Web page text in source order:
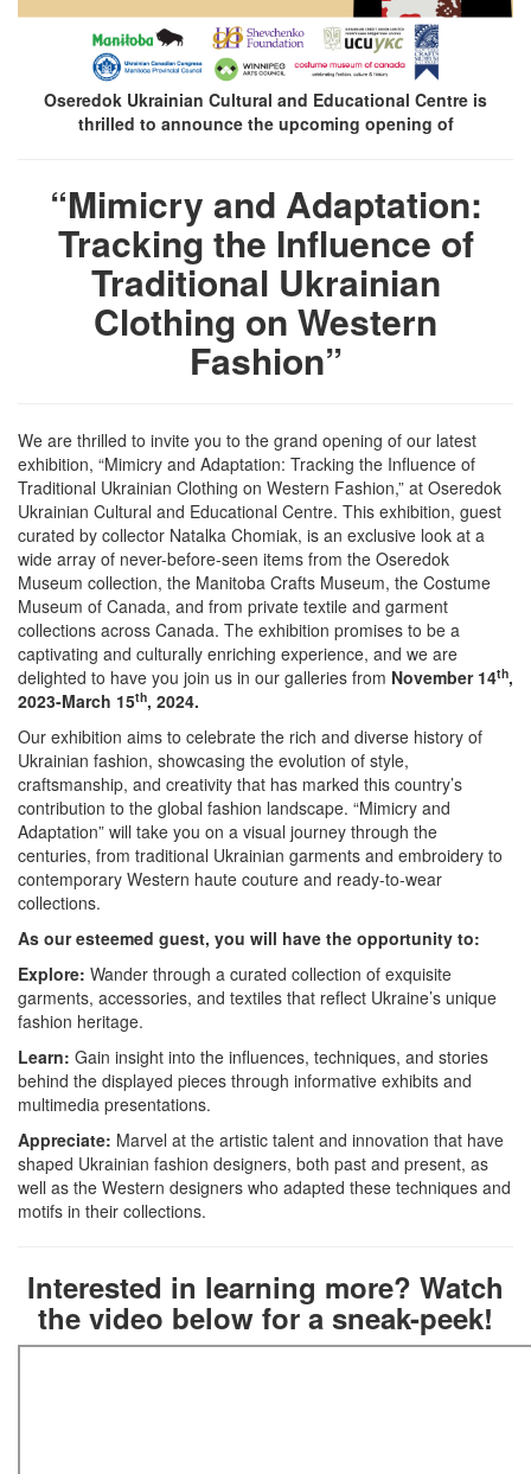
Oseredok Ukrainian Cultural and Educational Centre is
thrilled to announce the upcoming opening of
“Mimicry and Adaptation:
Tracking the Influence of
Traditional Ukrainian
Clothing on Western
Fashion”
We are thrilled to invite you to the grand opening of our latest
exhibition, “Mimicry and Adaptation: Tracking the Influence of
Traditional Ukrainian Clothing on Western Fashion,” at Oseredok
Ukrainian Cultural and Educational Centre. This exhibition, guest
curated by collector Natalka Chomiak, is an exclusive look at a
wide array of never-before-seen items from the Oseredok
Museum collection, the Manitoba Crafts Museum, the Costume
Museum of Canada, and from private textile and garment
collections across Canada. The exhibition promises to be a
captivating and culturally enriching experience, and we are
delighted to have you join us in our galleries from November 14th,
2023-March 15th, 2024.
Our exhibition aims to celebrate the rich and diverse history of
Ukrainian fashion, showcasing the evolution of style,
craftsmanship, and creativity that has marked this country’s
contribution to the global fashion landscape. “Mimicry and
Adaptation” will take you on a visual journey through the
centuries, from traditional Ukrainian garments and embroidery to
contemporary Western haute couture and ready-to-wear
collections.
As our esteemed guest, you will have the opportunity to:
Explore: Wander through a curated collection of exquisite
garments, accessories, and textiles that reflect Ukraine’s unique
fashion heritage.
Learn: Gain insight into the influences, techniques, and stories
behind the displayed pieces through informative exhibits and
multimedia presentations.
Appreciate: Marvel at the artistic talent and innovation that have
shaped Ukrainian fashion designers, both past and present, as
well as the Western designers who adapted these techniques and
motifs in their collections.
Interested in learning more? Watch
the video below for a sneak-peek!